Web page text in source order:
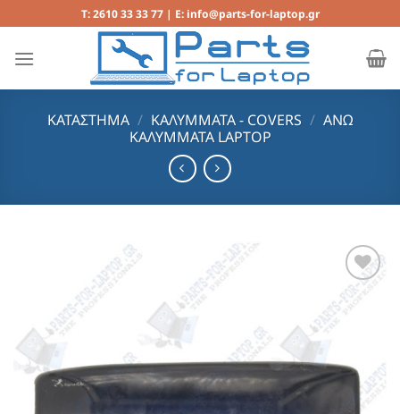
στο
περιεχόμενο
T: 2610 33 33 77 | E: info@parts-for-laptop.gr
ΚΑΤΆΣΤΗΜΑ / ΚΑΛΥΜΜΑΤΑ - COVERS / ΑΝΩ
ΚΑΛΥΜΜΑΤΑ LAPTOP
Add to
Wishlist